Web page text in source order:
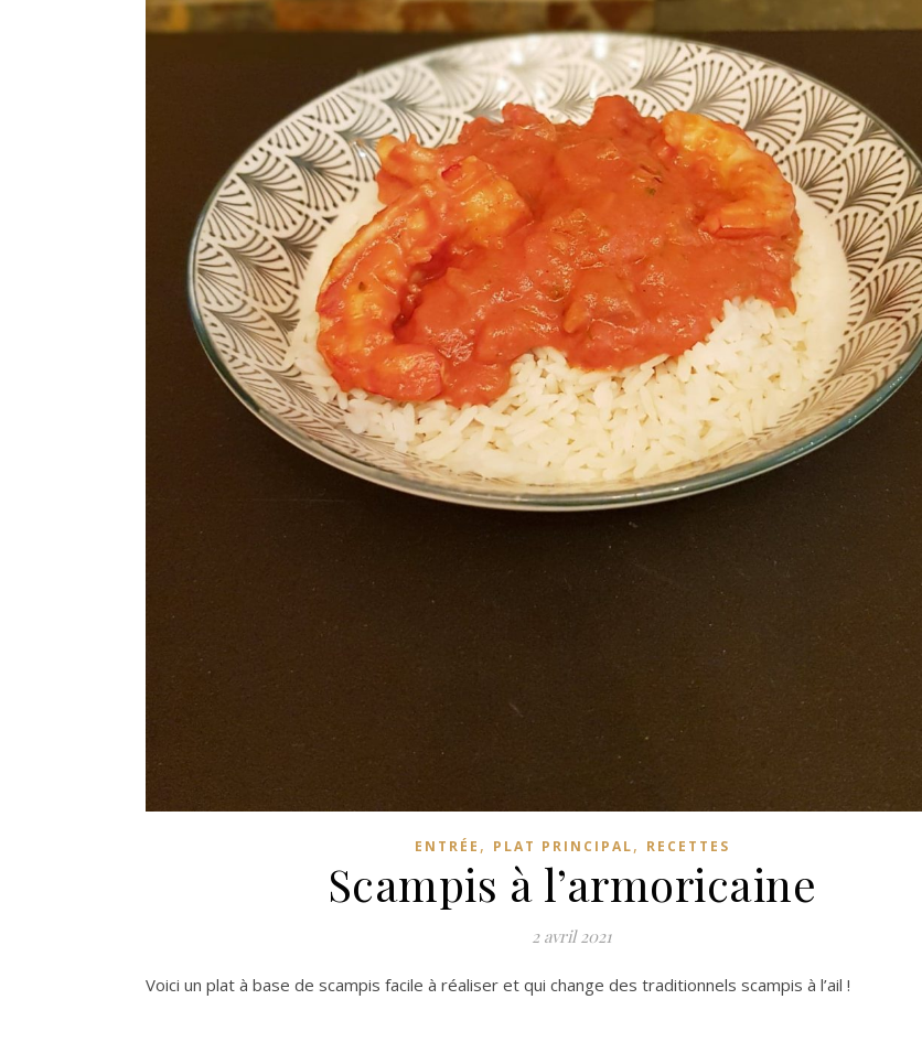
ENTRÉE , PLAT PRINCIPAL, RECETTES
Scampis à l’armoricaine
2 avril 2021
Voici un plat à base de scampis facile à réaliser et qui change des traditionnels scampis à l’ail !